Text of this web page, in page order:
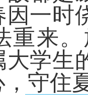
一时
重来
大学生
守住